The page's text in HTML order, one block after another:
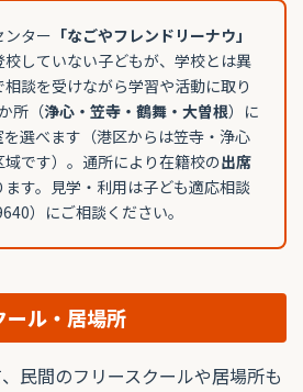
ンター 「なごやフレンドリーナウ」
していない子どもが、学校とは異
談を受けながら学習や活動に取り
所（浄心・笠寺・鶴舞・大曽根）に
選べます（港区からは笠寺・浄心
です）。通所により在籍校の出席
す。見学・利用は子ども適応相談
）にご相談ください。
ール・居場所
民間のフリースクールや居場所も